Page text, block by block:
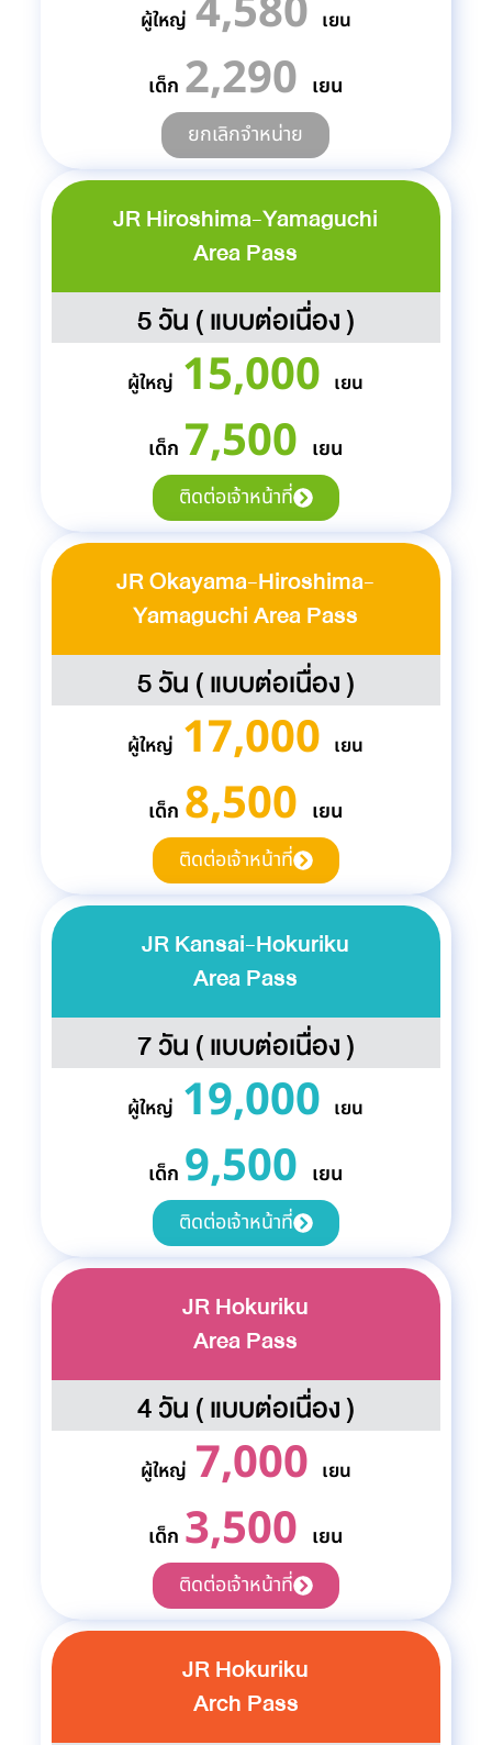
ผู้ใหญ่ เยน
เด็ก 2,290 เยน
ยกเลิกจำหน่าย
JR Hiroshima-Yamaguchi
Area Pass
5 วัน ( แบบต่อเนื่อง )
ผู้ใหญ่ 15,000 เยน
เด็ก 7,500 เยน
ติดต่อเจ้าหน้าที่
JR Okayama-Hiroshima-
Yamaguchi Area Pass
5 วัน ( แบบต่อเนื่อง )
ผู้ใหญ่ 17,000 เยน
เด็ก 8,500 เยน
ติดต่อเจ้าหน้าที่
JR Kansai-Hokuriku
Area Pass
7 วัน ( แบบต่อเนื่อง )
ผู้ใหญ่ 19,000 เยน
เด็ก 9,500 เยน
ติดต่อเจ้าหน้าที่
JR Hokuriku
Area Pass
4 วัน ( แบบต่อเนื่อง )
ผู้ใหญ่ 7,000 เยน
เด็ก 3,500 เยน
ติดต่อเจ้าหน้าที่
JR Hokuriku
Arch Pass